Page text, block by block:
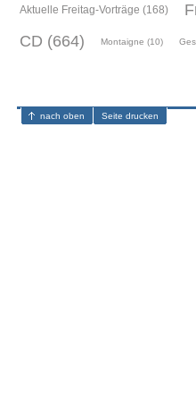
Aktuelle Freitag-Vorträge (168)
CD (664)
Montaigne (10)
nach oben Seite drucken